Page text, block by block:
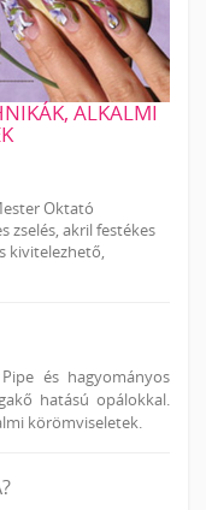
ALKALMI
Oktató
zselés, akril festékes
kivitelezhető,
és hagyományos
hatású opálokkal.
körömviseletek.